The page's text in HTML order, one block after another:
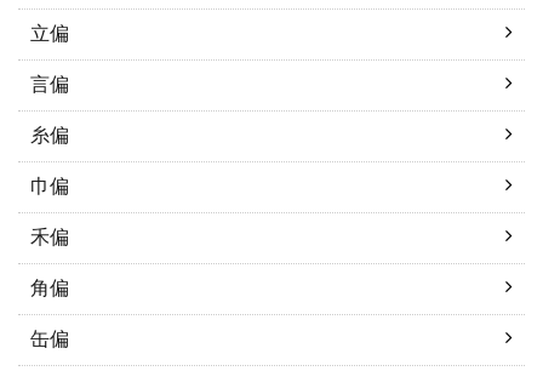
立偏
言偏
糸偏
巾偏
禾偏
角偏
缶偏